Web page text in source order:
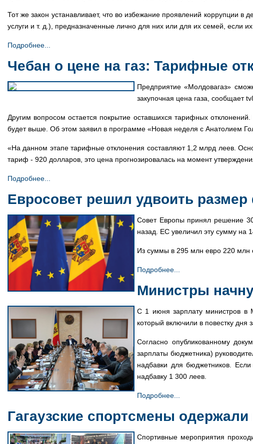
Тот же закон устанавливает, что во избежание проявлений коррупции
услуги и т. д.), предназначенные лично для них или для их семей, если
Подробнее...
Чебан о цене на газ: Тарифные
Предприятие «Молдовагаз»
закупочная цена газа, сообщает
Другим вопросом остается покрытие оставшихся тарифных
будет выше. Об этом заявил в программе «Новая неделя с Анатолием
«На данном этапе тарифные отклонения составляют 1,2 млрд леев.
тариф - 920 долларов, это цена прогнозировалась на момент
Подробнее...
Евросовет решил удвоить
Совет Европы принял решение
назад. ЕС увеличил эту сумму на
Из суммы в 295 млн евро 220 млн
Подробнее...
Министры
С 1 июня зарплату министров в
который включили в повестку
Согласно опубликованному
зарплаты бюджетника)
надбавки для бюджетников.
надбавку 1 300 леев.
Подробнее...
Гагаузские спортсмены
Спортивные мероприятия